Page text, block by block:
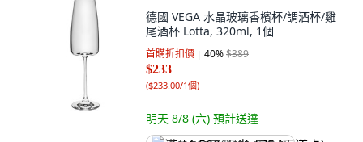
德國 VEGA 水晶玻璃香檳杯/調酒杯/雞
尾酒杯 Lotta, 320ml, 1個
首購折扣價 40%$389
$233
($233.00/1個)
明天 8/8 (六) 預計送達